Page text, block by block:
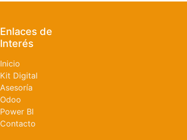
Enlaces de
Interés
Inicio
Kit Digital
Asesoría
Odoo
Power BI
Contacto